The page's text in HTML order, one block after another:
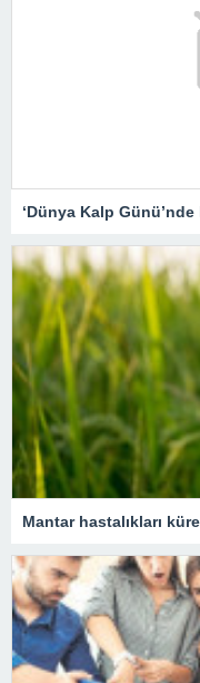
‘Dünya Kalp
Mantar hastalıkları